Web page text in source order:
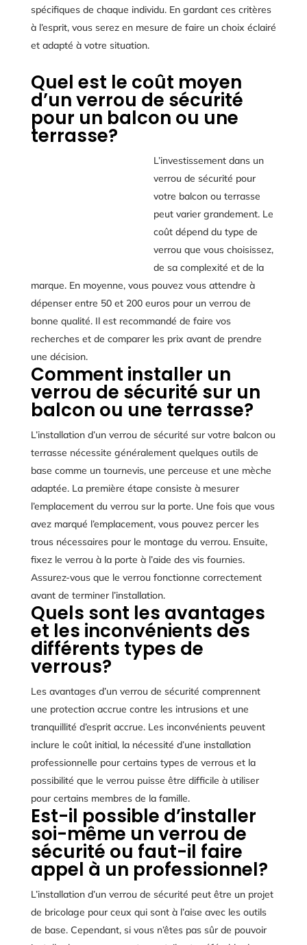
spécifiques de chaque individu. En gardant ces critères
à l’esprit, vous serez en mesure de faire un choix éclairé
et adapté à votre situation.
Quel est le coût moyen
d’un verrou de sécurité
pour un balcon ou une
terrasse?
L’investissement dans un
verrou de sécurité pour
votre balcon ou terrasse
peut varier grandement. Le
coût dépend du type de
verrou que vous choisissez,
de sa complexité et de la
marque. En moyenne, vous pouvez vous attendre à
dépenser entre 50 et 200 euros pour un verrou de
bonne qualité. Il est recommandé de faire vos
recherches et de comparer les prix avant de prendre
une décision.
Comment installer un
verrou de sécurité sur un
balcon ou une terrasse?
L’installation d’un verrou de sécurité sur votre balcon ou
terrasse nécessite généralement quelques outils de
base comme un tournevis, une perceuse et une mèche
adaptée. La première étape consiste à mesurer
l’emplacement du verrou sur la porte. Une fois que vous
avez marqué l’emplacement, vous pouvez percer les
trous nécessaires pour le montage du verrou. Ensuite,
fixez le verrou à la porte à l’aide des vis fournies.
Assurez-vous que le verrou fonctionne correctement
avant de terminer l’installation.
Quels sont les avantages
et les inconvénients des
différents types de
verrous?
Les avantages d’un verrou de sécurité comprennent
une protection accrue contre les intrusions et une
tranquillité d’esprit accrue. Les inconvénients peuvent
inclure le coût initial, la nécessité d’une installation
professionnelle pour certains types de verrous et la
possibilité que le verrou puisse être difficile à utiliser
pour certains membres de la famille.
Est-il possible d’installer
soi-même un verrou de
sécurité ou faut-il faire
appel à un professionnel?
L’installation d’un verrou de sécurité peut être un projet
de bricolage pour ceux qui sont à l’aise avec les outils
de base. Cependant, si vous n’êtes pas sûr de pouvoir